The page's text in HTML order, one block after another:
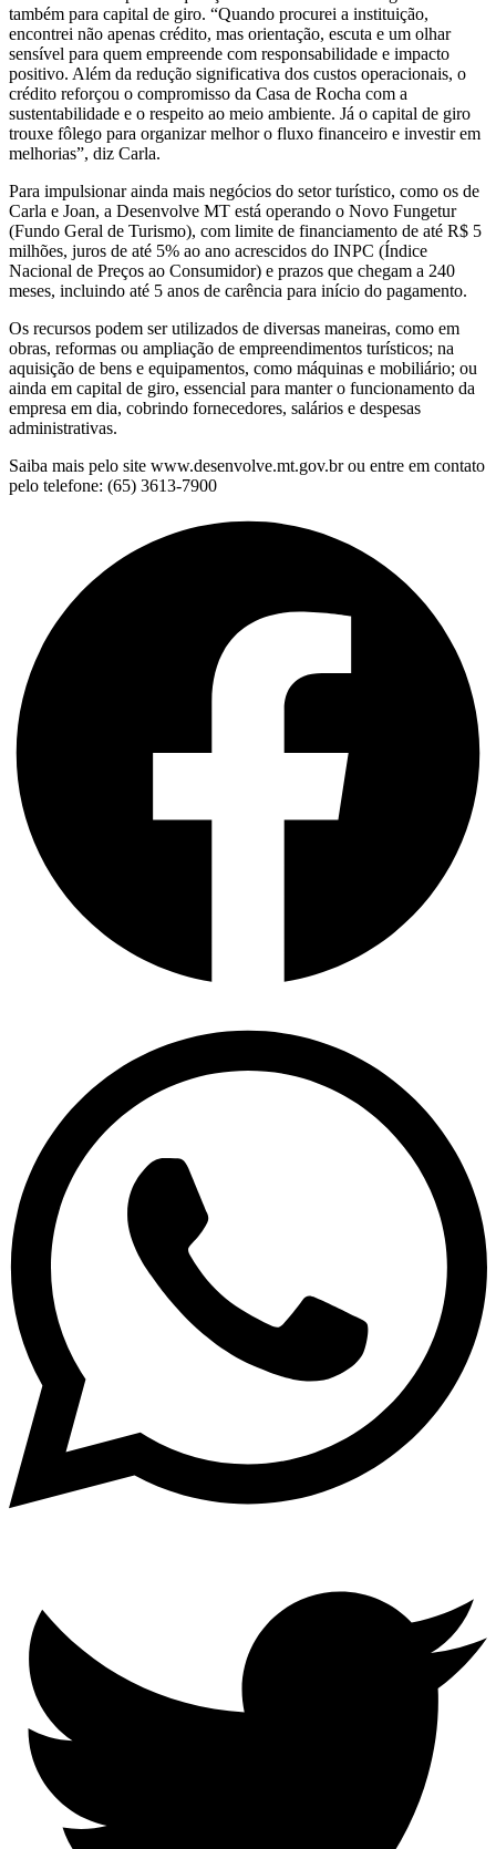
também para capital de giro. “Quando procurei a instituição,
encontrei não apenas crédito, mas orientação, escuta e um olhar
sensível para quem empreende com responsabilidade e impacto
positivo. Além da redução significativa dos custos operacionais, o
crédito reforçou o compromisso da Casa de Rocha com a
sustentabilidade e o respeito ao meio ambiente. Já o capital de giro
trouxe fôlego para organizar melhor o fluxo financeiro e investir em
melhorias”, diz Carla.
Para impulsionar ainda mais negócios do setor turístico, como os de
Carla e Joan, a Desenvolve MT está operando o Novo Fungetur
(Fundo Geral de Turismo), com limite de financiamento de até R$ 5
milhões, juros de até 5% ao ano acrescidos do INPC (Índice
Nacional de Preços ao Consumidor) e prazos que chegam a 240
meses, incluindo até 5 anos de carência para início do pagamento.
Os recursos podem ser utilizados de diversas maneiras, como em
obras, reformas ou ampliação de empreendimentos turísticos; na
aquisição de bens e equipamentos, como máquinas e mobiliário; ou
ainda em capital de giro, essencial para manter o funcionamento da
empresa em dia, cobrindo fornecedores, salários e despesas
administrativas.
Saiba mais pelo site www.desenvolve.mt.gov.br ou entre em contato
pelo telefone: (65) 3613-7900